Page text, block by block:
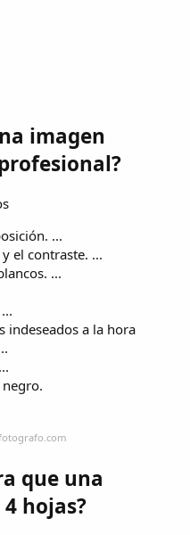
imagen
...
el contraste. ...
...
indeseados a la hora
que una
hojas?